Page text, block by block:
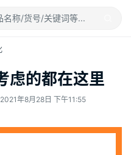
虑的都在这里
2021年8月28日 下午11:55